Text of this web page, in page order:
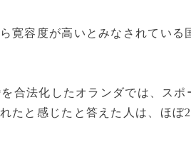
寛容度が高いとみなされている
合法化したオランダでは、スポ
たと感じたと答えた人は、ほぼ